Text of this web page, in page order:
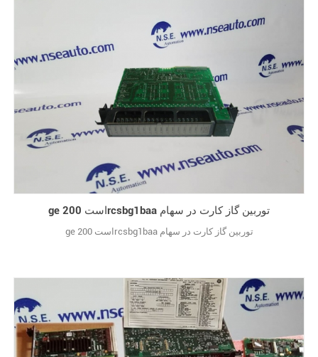
ge است 200rcsbg1baa توربین گاز کارت در سهام
ge است 200rcsbg1baa توربین گاز کارت در سهام